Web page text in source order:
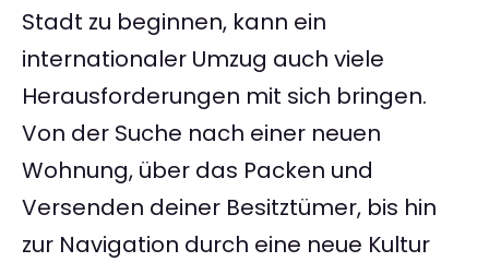
Stadt zu beginnen, kann ein
internationaler Umzug auch viele
Herausforderungen mit sich bringen.
Von der Suche nach einer neuen
Wohnung, über das Packen und
Versenden deiner Besitztümer, bis hin
zur Navigation durch eine neue Kultur